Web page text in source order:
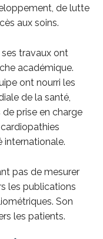
de lutte
aux soins.
travaux ont
académique.
ont nourri les
de la santé,
prise en charge
internationale.
pas de mesurer
les publications
Son
les patients.